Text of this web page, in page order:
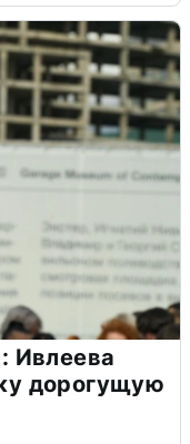
Ивлеева
дорогущую